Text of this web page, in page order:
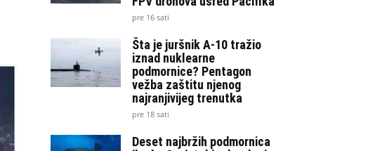
pre 16 sati
Šta je juršnik A-10 tražio
iznad nuklearne
podmornice? Pentagon
vežba zaštitu njenog
najranjivijeg trenutka
pre 18 sati
Deset najbržih podmornica